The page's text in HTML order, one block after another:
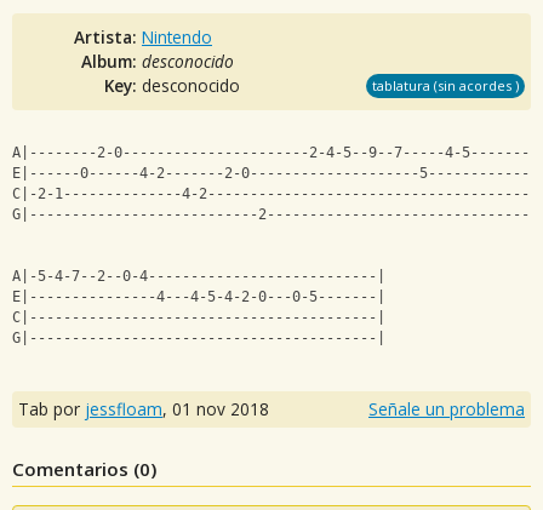
Artista: Nintendo
Album: desconocido
Key: desconocido tablatura (sin acordes )
A|--------2-0----------------------2-4-5--9--7-----4-5-------|
E|------0------4-2-------2-0--------------------5------------|
C|-2-1--------------4-2--------------------------------------|
G|---------------------------2-------------------------------|
A|-5-4-7--2--0-4---------------------------|
E|---------------4---4-5-4-2-0---0-5-------|
C|-----------------------------------------|
G|-----------------------------------------|
Tab por jessfloam, 01 nov 2018 Señale un problema
Comentarios (0)